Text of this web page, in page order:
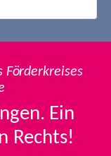
Förderkreises
Ein
Rechts!